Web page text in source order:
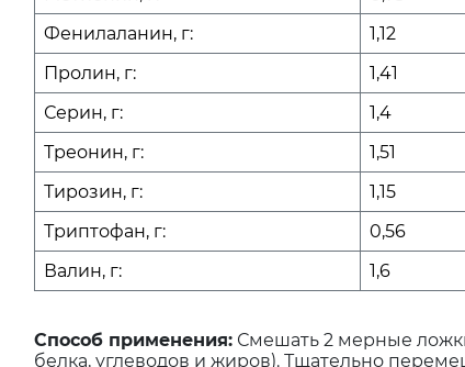
Фенилаланин, г:
1,12
Пролин, г:
1,41
Серин, г:
1,4
Треонин, г:
1,51
Тирозин, г:
1,15
Триптофан, г:
0,56
Валин, г:
1,6
Способ применения: Смешать 2 мерные
белка, углеводов и жиров). Тщательно